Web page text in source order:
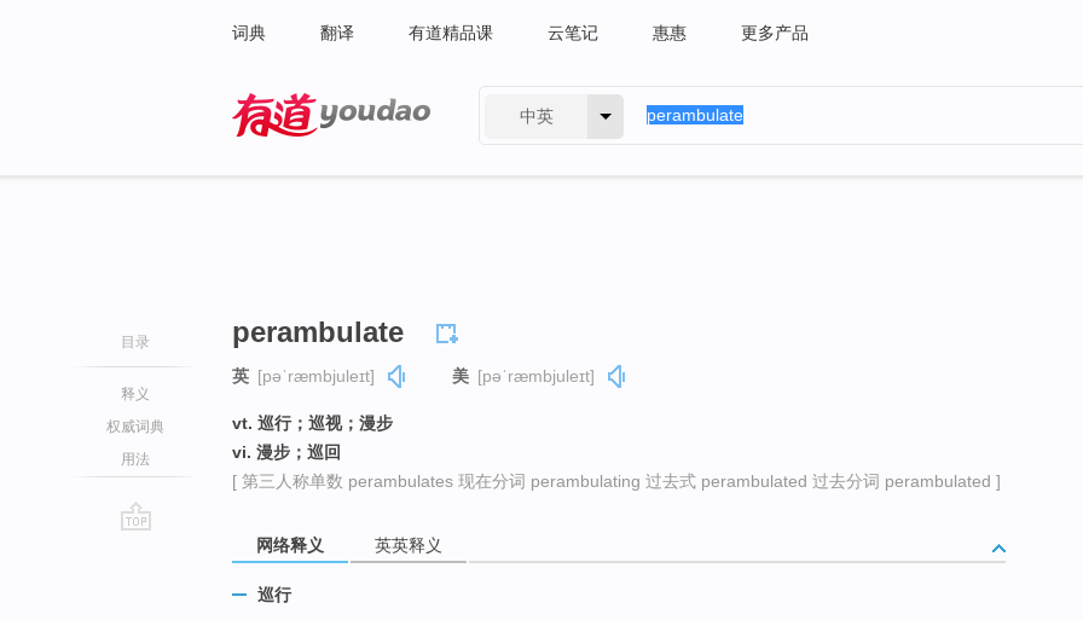
词典 翻译 有道精品课 云笔记 惠惠 更多产品
中英
目录
释义
权威词典
用法
perambulate
英 [pəˈræmbjuleɪt] 美 [pəˈræmbjuleɪt]
vt. 巡行；巡视；漫步
vi. 漫步；巡回
[ 第三人称单数 perambulates 现在分词 perambulating 过去式 perambulated 过去分词 perambulated ]
网络释义 英英释义
巡行